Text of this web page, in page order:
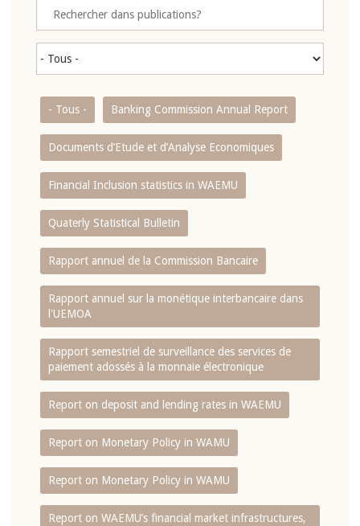
- Tous - Banking Commission Annual Report
Documents d’Etude et d’Analyse Economiques
Financial Inclusion statistics in WAEMU
Quaterly Statistical Bulletin
Rapport annuel de la Commission Bancaire
Rapport annuel sur la monétique interbancaire dans
l'UEMOA
Rapport semestriel de surveillance des services de
paiement adossés à la monnaie électronique
Report on deposit and lending rates in WAEMU
Report on Monetary Policy in WAMU
Report on Monetary Policy in WAMU
Report on WAEMU’s financial market infrastructures,